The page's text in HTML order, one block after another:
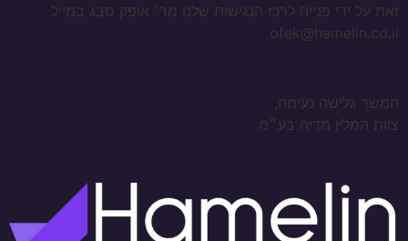
זאת על ידי פנייה לרכז הנגישות שלנו מר׳ אופק סבג במייל
ofek@hamelin.co.il.
המשך גלישה נעימה,
צוות המלין מדיה בע״מ